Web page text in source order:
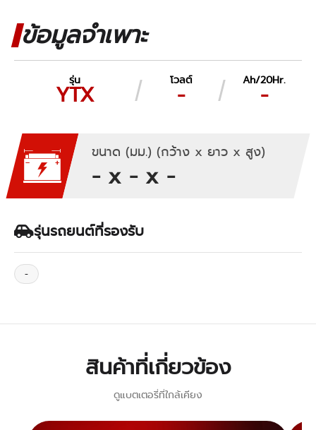
ข้อมูลจำเพาะ
รุ่น
YTX
โวลต์
-
Ah/20Hr.
-
ขนาด (มม.) (กว้าง x ยาว x สูง)
- x - x -
รุ่นรถยนต์ที่รองรับ
-
สินค้าที่เกี่ยวข้อง
ดูแบตเตอรี่ที่ใกล้เคียง